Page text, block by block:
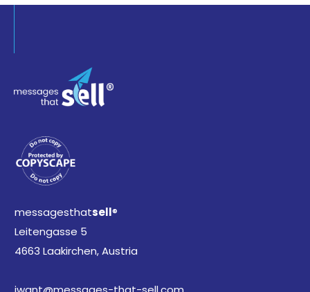
messagesthatsell®
Leitengasse 5
4663 Laakirchen, Austria